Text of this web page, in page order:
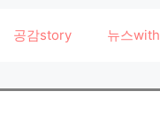
공감story 뉴스with